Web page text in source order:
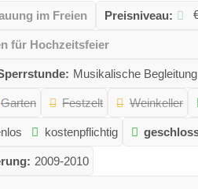
im Freien Preisniveau:
für Hochzeitsfeier
Musikalische
Garten Festzelt Weinkeller
kostenpflichtig
2009-2010